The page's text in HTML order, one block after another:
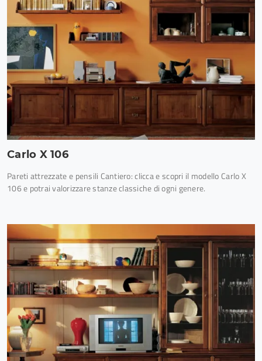
Carlo X 106
Pareti attrezzate e pensili Cantiero: clicca e scopri il modello Carlo X
106 e potrai valorizzare stanze classiche di ogni genere.